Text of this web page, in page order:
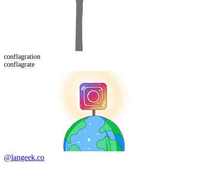
conflagration
conflagrate
@langeek.co